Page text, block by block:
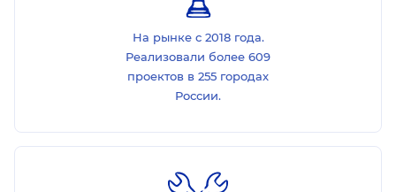
На рынке с 2018 года.
Реализовали более 609
проектов в 255 городах
России.